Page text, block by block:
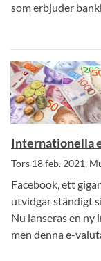
som erbjuder
Internationella
Tors 18 feb. 2021,
Facebook, ett
utvidgar ständigt
Nu lanseras en
men denna e-